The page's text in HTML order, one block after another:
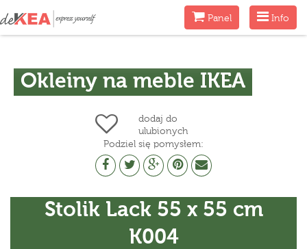
Menu
Info
MenuPanel
Okleiny na meble IKEA
dodaj do
ulubionych
Podziel się pomysłem:
Stolik Lack 55 x 55 cm
K004